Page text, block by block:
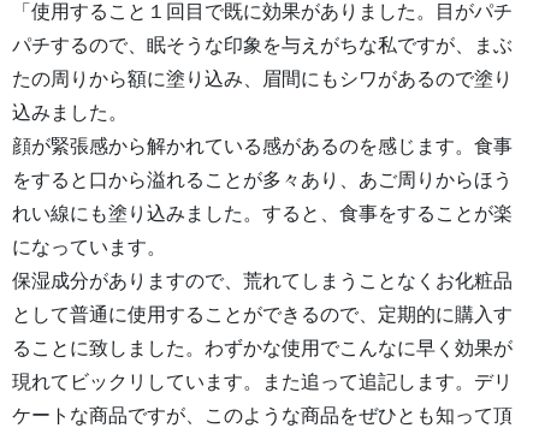
「使用すること１回目で既に効果がありました。目がパチ
パチするので、眠そうな印象を与えがちな私ですが、まぶ
たの周りから額に塗り込み、眉間にもシワがあるので塗り
込みました。
顔が緊張感から解かれている感があるのを感じます。食事
をすると口から溢れることが多々あり、あご周りからほう
れい線にも塗り込みました。すると、食事をすることが楽
になっています。
保湿成分がありますので、荒れてしまうことなくお化粧品
として普通に使用することができるので、定期的に購入す
ることに致しました。わずかな使用でこんなに早く効果が
現れてビックリしています。また追って追記します。デリ
ケートな商品ですが、このような商品をぜひとも知って頂